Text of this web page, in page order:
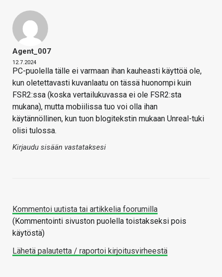
Agent_007
12.7.2024
PC-puolella tälle ei varmaan ihan kauheasti käyttöä ole,
kun oletettavasti kuvanlaatu on tässä huonompi kuin
FSR2:ssa (koska vertailukuvassa ei ole FSR2:sta
mukana), mutta mobiilissa tuo voi olla ihan
käytännöllinen, kun tuon blogitekstin mukaan Unreal-tuki
olisi tulossa.
Kirjaudu sisään vastataksesi
Kommentoi uutista tai artikkelia foorumilla
(Kommentointi sivuston puolella toistakseksi pois
käytöstä)
Lähetä palautetta / raportoi kirjoitusvirheestä